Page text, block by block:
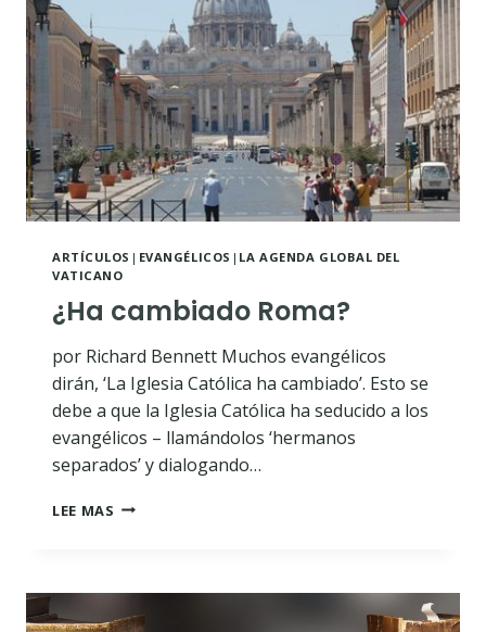
ARTÍCULOS | EVANGÉLICOS | LA AGENDA GLOBAL DEL
VATICANO
¿Ha cambiado Roma?
por Richard Bennett Muchos evangélicos
dirán, ‘La Iglesia Católica ha cambiado’. Esto se
debe a que la Iglesia Católica ha seducido a los
evangélicos – llamándolos ‘hermanos
separados’ y dialogando…
LEE MAS ¿HA